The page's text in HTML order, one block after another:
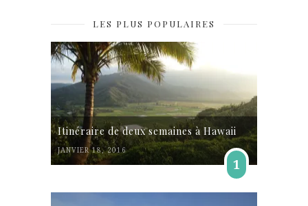
LES PLUS POPULAIRES
Itinéraire de deux semaines à Hawaii
JANVIER 18, 2016
1